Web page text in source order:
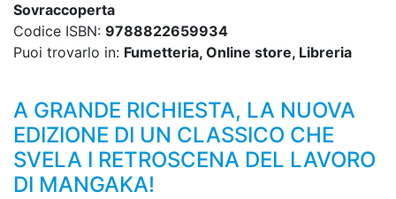
Sovraccoperta
Codice ISBN: 9788822659934
Puoi trovarlo in: Fumetteria, Online store, Libreria
A GRANDE RICHIESTA, LA NUOVA
EDIZIONE DI UN CLASSICO CHE
SVELA I RETROSCENA DEL LAVORO
DI MANGAKA!